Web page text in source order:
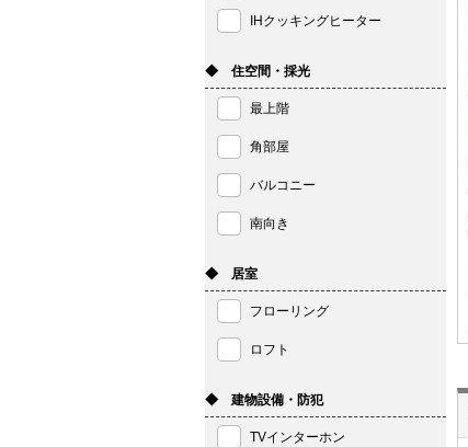
IHクッキングヒーター
◆ 住空間・採光
最上階
角部屋
バルコニー
南向き
◆ 居室
フローリング
ロフト
◆ 建物設備・防犯
TVインターホン